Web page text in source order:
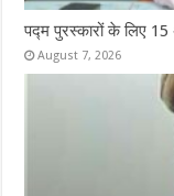
पद्म पुरस्कारों के लिए
August 7, 2026